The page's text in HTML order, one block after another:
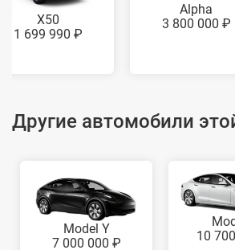
X50
1 699 990 ₽
Alpha
3 800 000 ₽
Другие автомобили
Model Y
7 000 000 ₽
10